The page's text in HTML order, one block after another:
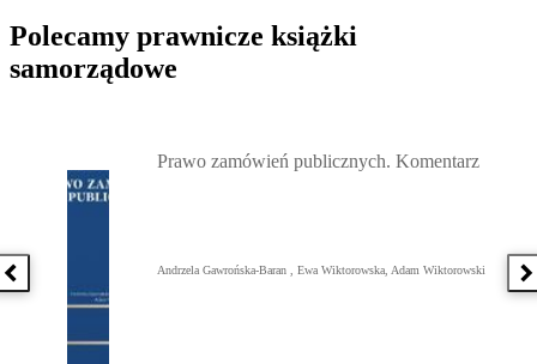
Polecamy prawnicze książki
samorządowe
Poprzednia książka
Prawo zamówień publicznych. Komentarz
Andrzela Gawrońska-Baran , Ewa Wiktorowska, Adam Wiktorowski